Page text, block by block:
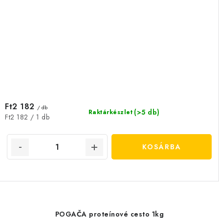
Raktárkészlet (>5 db)
Ft2 182 / db
Egységár:
Ft2 182 / 1 db
KOSÁRBA
POGAČA proteínové cesto 1kg